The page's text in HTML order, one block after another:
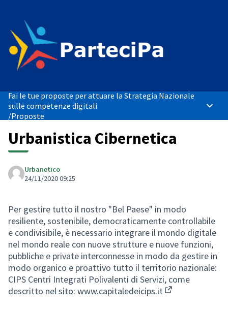
Fai le tue proposte per attuare la Strategia Nazionale
sulle competenze digitali
/Proposte
Urbanistica Cibernetica
Urbanetico
24/11/2020 09:25
Per gestire tutto il nostro "Bel Paese" in modo
resiliente, sostenibile, democraticamente controllabile
e condivisibile, è necessario integrare il mondo digitale
nel mondo reale con nuove strutture e nuove funzioni,
pubbliche e private interconnesse in modo da gestire in
modo organico e proattivo tutto il territorio nazionale:
CIPS Centri Integrati Polivalenti di Servizi, come
descritto nel sito: www.capitaledeicips.it